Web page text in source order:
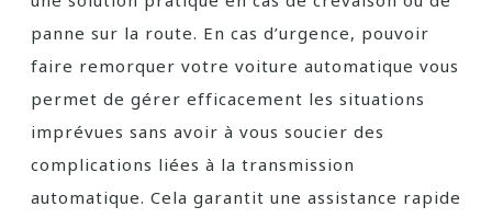
panne sur la route. En cas d’urgence, pouvoir
faire remorquer votre voiture automatique vous
permet de gérer efficacement les situations
imprévues sans avoir à vous soucier des
complications liées à la transmission
automatique. Cela garantit une assistance rapide